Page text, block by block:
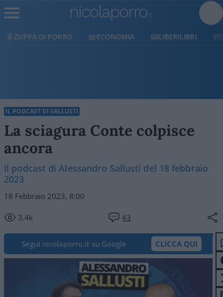
ECONOMIA LIBERILIBRI SHOP SOSTIENICI
IL PODCAST DI SALLUSTI
La sciagura Conte colpisce
ancora
Il podcast di Alessandro Sallusti del 18 febbraio
2023
18 Febbraio 2023, 8:00
3.4k 43
Segui nicolaporro.it su Google CLICCA QUI